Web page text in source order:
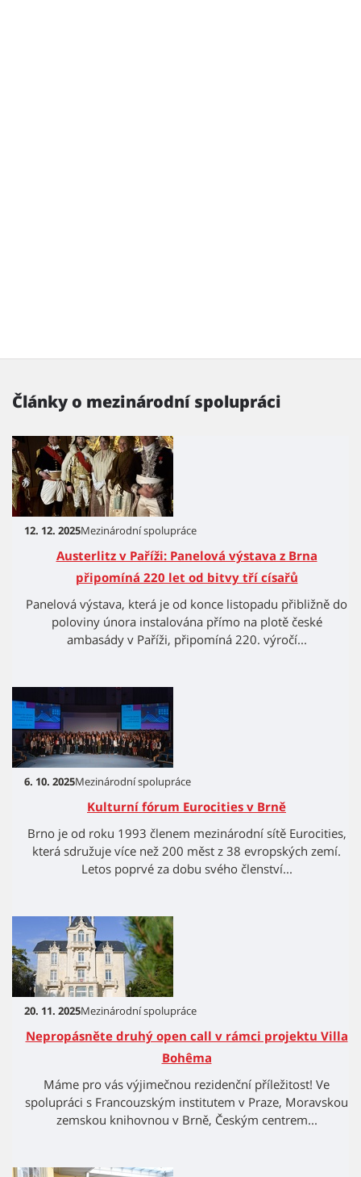
Články o mezinárodní spolupráci
12. 12. 2025Mezinárodní spolupráce
Austerlitz v Paříži: Panelová výstava z Brna
připomíná 220 let od bitvy tří císařů
Panelová výstava, která je od konce listopadu přibližně do
poloviny února instalována přímo na plotě české
ambasády v Paříži, připomíná 220. výročí...
6. 10. 2025Mezinárodní spolupráce
Kulturní fórum Eurocities v Brně
Brno je od roku 1993 členem mezinárodní sítě Eurocities,
která sdružuje více než 200 měst z 38 evropských zemí.
Letos poprvé za dobu svého členství...
20. 11. 2025Mezinárodní spolupráce
Nepropásněte druhý open call v rámci projektu Villa
Bohêma
Máme pro vás výjimečnou rezidenční příležitost! Ve
spolupráci s Francouzským institutem v Praze, Moravskou
zemskou knihovnou v Brně, Českým centrem...